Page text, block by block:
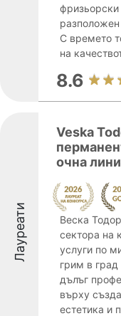
фризьорски
С времето
на
8.6
Лауреати
Veska
очна
Веска
сектора на
услуги по
грим в
дълъг
върху
естетика и